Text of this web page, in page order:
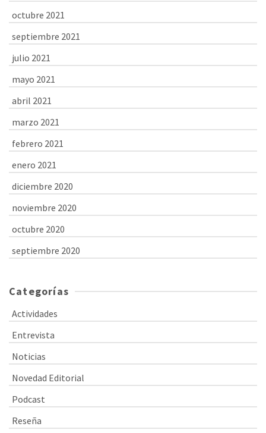
octubre 2021
septiembre 2021
julio 2021
mayo 2021
abril 2021
marzo 2021
febrero 2021
enero 2021
diciembre 2020
noviembre 2020
octubre 2020
septiembre 2020
Categorías
Actividades
Entrevista
Noticias
Novedad Editorial
Podcast
Reseña